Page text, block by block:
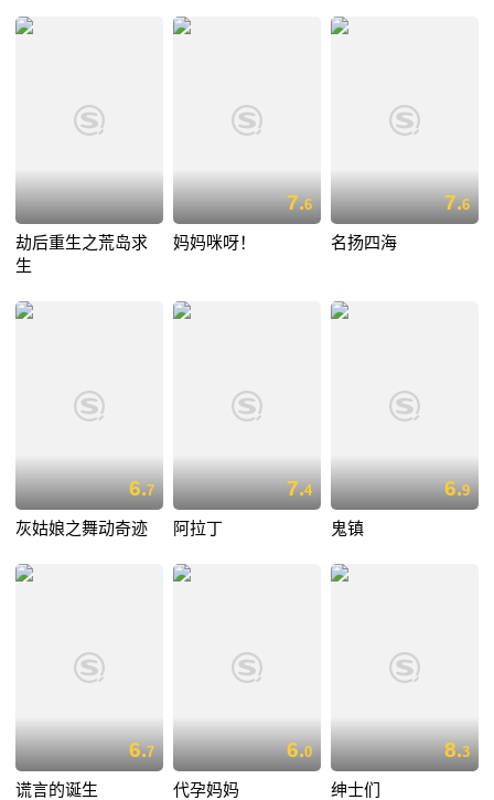
劫后重生之荒岛求
生
7.6
妈妈咪呀！
7.6
名扬四海
6.7
灰姑娘之舞动奇迹
7.4
阿拉丁
6.9
鬼镇
6.7
谎言的诞生
6.0
代孕妈妈
8.3
绅士们